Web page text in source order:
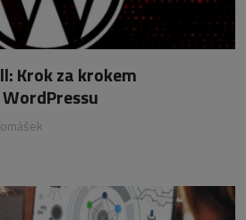
Krok za krokem